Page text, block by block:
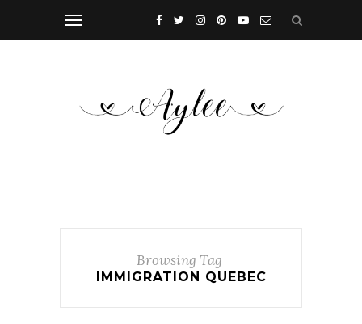
Browsing Tag
IMMIGRATION QUEBEC